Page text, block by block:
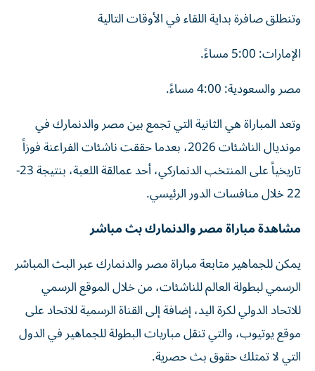
وتنطلق صافرة بداية اللقاء في الأوقات التالية
الإمارات: 5:00 مساءً.
مصر والسعودية: 4:00 مساءً.
وتعد المباراة هي الثانية التي تجمع بين مصر والدنمارك في
مونديال الناشئات 2026، بعدما حققت ناشئات الفراعنة فوزاً
تاريخياً على المنتخب الدنماركي، أحد عمالقة اللعبة، بنتيجة 23-
22 خلال منافسات الدور الرئيسي.
مشاهدة مباراة مصر والدنمارك بث مباشر
يمكن للجماهير متابعة مباراة مصر والدنمارك عبر البث المباشر
الرسمي لبطولة العالم للناشئات، من خلال الموقع الرسمي
للاتحاد الدولي لكرة اليد، إضافة إلى القناة الرسمية للاتحاد على
موقع يوتيوب، والتي تنقل مباريات البطولة للجماهير في الدول
التي لا تمتلك حقوق بث حصرية.